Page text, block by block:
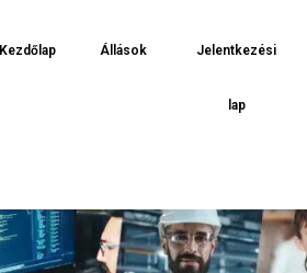
Kezdőlap Állások Jelentkezési
lap